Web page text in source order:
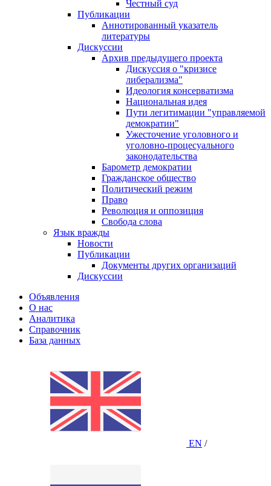
Честный суд
Публикации
Аннотированный указатель
литературы
Дискуссии
Архив предыдущего проекта
Дискуссия о "кризисе
либерализма"
Идеология консерватизма
Национальная идея
Пути легитимации "управляемой
демократии"
Ужесточение уголовного и
уголовно-процесуального
законодательства
Барометр демократии
Гражданское общество
Политический режим
Право
Революция и оппозиция
Свобода слова
Язык вражды
Новости
Публикации
Документы других организаций
Дискуссии
Объявления
О нас
Аналитика
Справочник
База данных
EN /